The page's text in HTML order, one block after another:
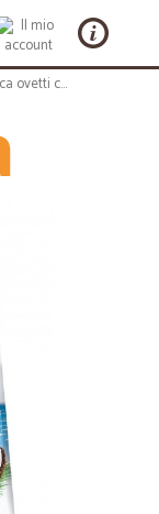
Laica ovetti cioccolato cocco & cereali gr.120